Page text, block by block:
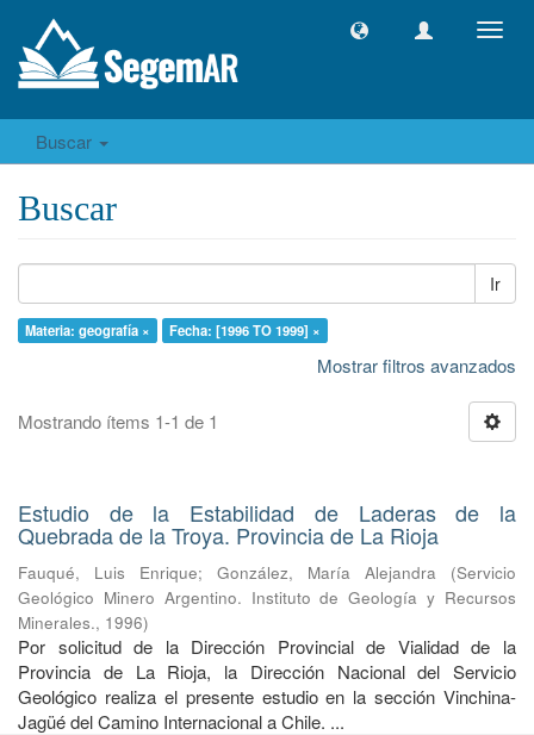
Buscar
Buscar
Ir
Materia: geografía × Fecha: [1996 TO 1999] ×
Mostrar filtros avanzados
Mostrando ítems 1-1 de 1
Estudio de la Estabilidad de Laderas de la
Quebrada de la Troya. Provincia de La Rioja
Fauqué, Luis Enrique; González, María Alejandra (Servicio
Geológico Minero Argentino. Instituto de Geología y Recursos
Minerales., 1996)
Por solicitud de la Dirección Provincial de Vialidad de la
Provincia de La Rioja, la Dirección Nacional del Servicio
Geológico realiza el pre­sente estudio en la sección Vinchina-
Jagüé del Camino Internacional a Chile. ...